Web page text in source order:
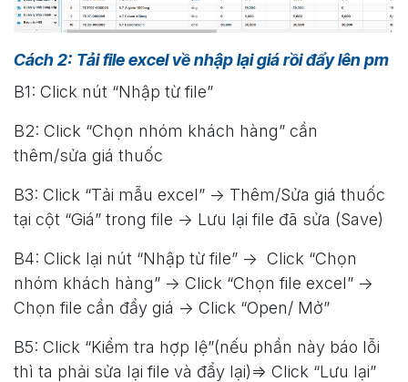
Cách 2: Tải file excel về nhập lại giá rồi đẩy lên pm
B1: Click nút “Nhập từ file”
B2: Click “Chọn nhóm khách hàng” cần
thêm/sửa giá thuốc
B3: Click “Tải mẫu excel” -> Thêm/Sửa giá thuốc
tại cột “Giá” trong file -> Lưu lại file đã sửa (Save)
B4: Click lại nút “Nhập từ file” -> Click “Chọn
nhóm khách hàng” -> Click “Chọn file excel” ->
Chọn file cần đẩy giá -> Click “Open/ Mở”
B5: Click “Kiểm tra hợp lệ”(nếu phần này báo lỗi
thì ta phải sửa lại file và đẩy lại)=> Click “Lưu lại”